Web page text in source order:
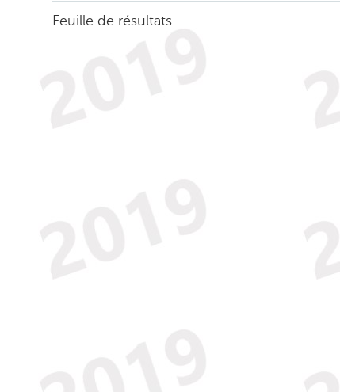
Feuille de résultats